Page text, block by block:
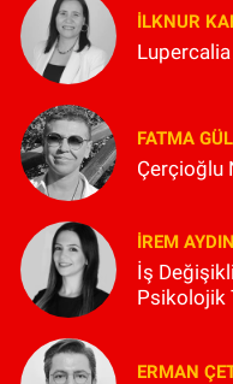
İLKNUR
FATMA
Çerçioğlu
İREM
İş
Psikolojik
ERMAN